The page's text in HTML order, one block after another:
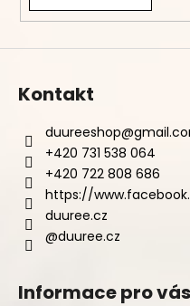
Kontakt
duureeshop@
+420 731 538 064
+420 722 808 686
https://
duuree.cz
@duuree.cz
Informace pro vás